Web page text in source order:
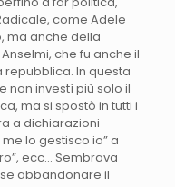
come Adele
ma anche della
che fu anche il
In questa
non investì più solo il
ma si spostò in tutti i
a dichiarazioni
me lo gestisco io” a
ecc… Sembrava
abbandonare il